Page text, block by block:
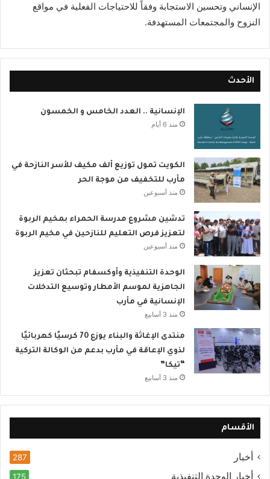
الإنساني وتحسين الاستجابة وفقاً للاحتياجات الفعلية في مواقع
النزوح والمجتمعات المستهدفة.
الأحدث
الإنسانية .. العدد الخامس و الخمسون
منذ 6 أيام
الكويت تمول توزيع ألف مكيف للأسر النازحة في
مأرب للتخفيف من موجة الحر
منذ أسبوعين
تدشين مشروع مدرسة الحمراء بمخيم الربوة
لتعزيز فرص التعليم للنازحين في مخيم الربوة
منذ أسبوعين
الوحدة التنفيذية وأوكسفام تبحثان تعزيز
الجاهزية لموسم الأمطار وتوسيع التدخلات
الإنسانية في مأرب
منذ 3 أسابيع
منتدى الإغاثة والبناء يوزع 70 كرسيًا كهربائيًا
لذوي الإعاقة في مأرب بدعم من الوكالة التركية
“تيكا”
منذ 3 أسابيع
الأقسام
أخبار 287
أخبار الوحدة التنفيذية 175